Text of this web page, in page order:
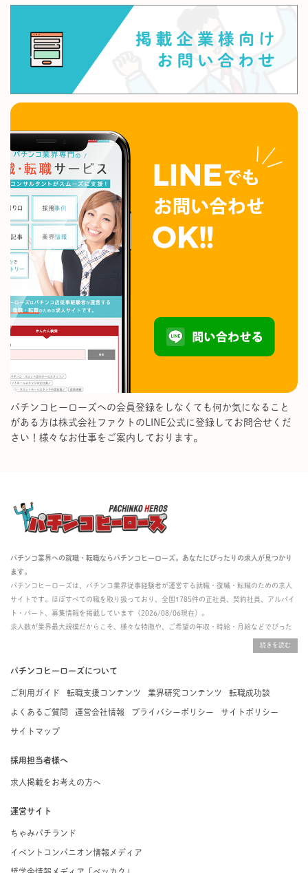
パチンコヒーローズへの会員登録をしなくても何か気になること
がある方は株式会社ファクトのLINE公式に登録してお問合せくだ
さい！様々なお仕事をご案内しております。
パチンコ業界への就職・転職ならパチンコヒーローズ。あなたにぴったりの求人が見つかり
ます。
パチンコヒーローズは、パチンコ業界従事経験者が運営する就職・復職・転職のための求人
サイトです。ほぼすべての職を取り扱っており、全国1785件の正社員、契約社員、アルバイ
ト・パート、募集情報を掲載しています（2026/08/06現在）。
求人数が業界最大規模だからこそ、様々な特徴や、ご希望の年収・時給・月給などでぴった
りな求人を探すことができ、ご利用者の約96%の方に「満足」とお答えいただいています。
掲載している求人は、すべて契約法人様から寄せられた正規の求人情報です。応募いただい
た内容はすぐに直接事業所に届くためスムーズに転職・復職できます。
パチンコヒーローズについて
ご利用ガイド 転職支援コンテンツ 業界研究コンテンツ 転職成功談
よくあるご質問 運営会社情報 プライバシーポリシー サイトポリシー
サイトマップ
採用担当者様へ
求人掲載をお考えの方へ
運営サイト
ちゃみパチランド
イベントコンパニオン情報メディア